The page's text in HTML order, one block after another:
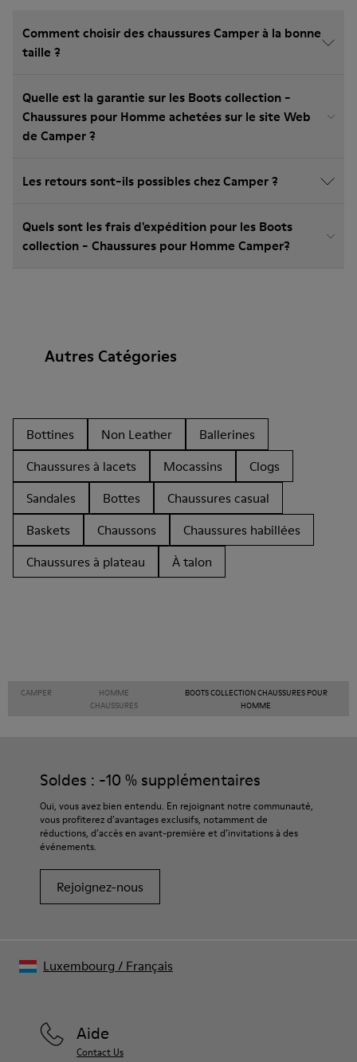
Comment choisir des chaussures Camper à la bonne
taille ?
Quelle est la garantie sur les Boots collection -
Chaussures pour Homme achetées sur le site Web
de Camper ?
Les retours sont-ils possibles chez Camper ?
Quels sont les frais d'expédition pour les Boots
collection - Chaussures pour Homme Camper?
Autres Catégories
Bottines Non Leather
Ballerines
Chaussures à lacets
Mocassins
Clogs
Sandales
Bottes
Chaussures casual
Baskets
Chaussons
Chaussures habillées
Chaussures à plateau
À talon
CAMPER
HOMME
CHAUSSURES
BOOTS COLLECTION CHAUSSURES POUR
HOMME
Soldes : -10 % supplémentaires
Oui, vous avez bien entendu. En rejoignant notre communauté,
vous profiterez d’avantages exclusifs, notamment de
réductions, d’accès en avant-première et d’invitations à des
événements.
Rejoignez-nous
Aide
Contact Us
Luxembourg / Français